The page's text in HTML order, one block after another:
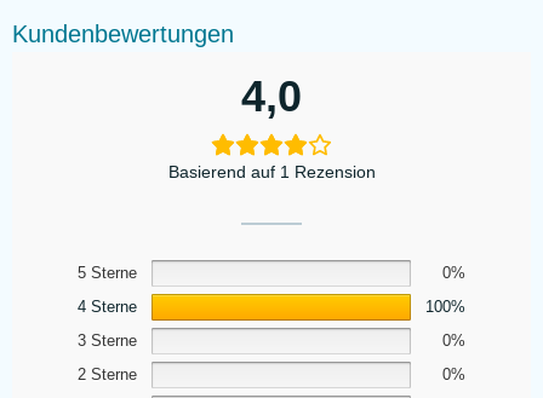
Kundenbewertungen
4,0
Basierend auf 1 Rezension
5 Sterne
0%
4 Sterne
100%
3 Sterne
0%
2 Sterne
0%